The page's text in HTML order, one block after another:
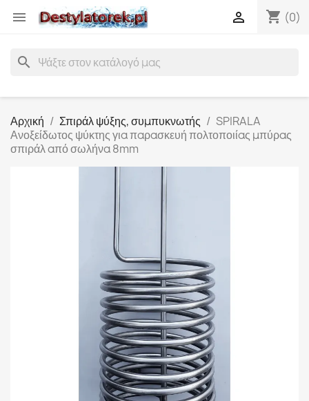
 shopping_cart (0)

search
Αρχική Σπιράλ ψύξης, συμπυκνωτής
SPIRALA
Ανοξείδωτος ψύκτης για παρασκευή πολτοποιίας μπύρας
σπιράλ από σωλήνα 8mm